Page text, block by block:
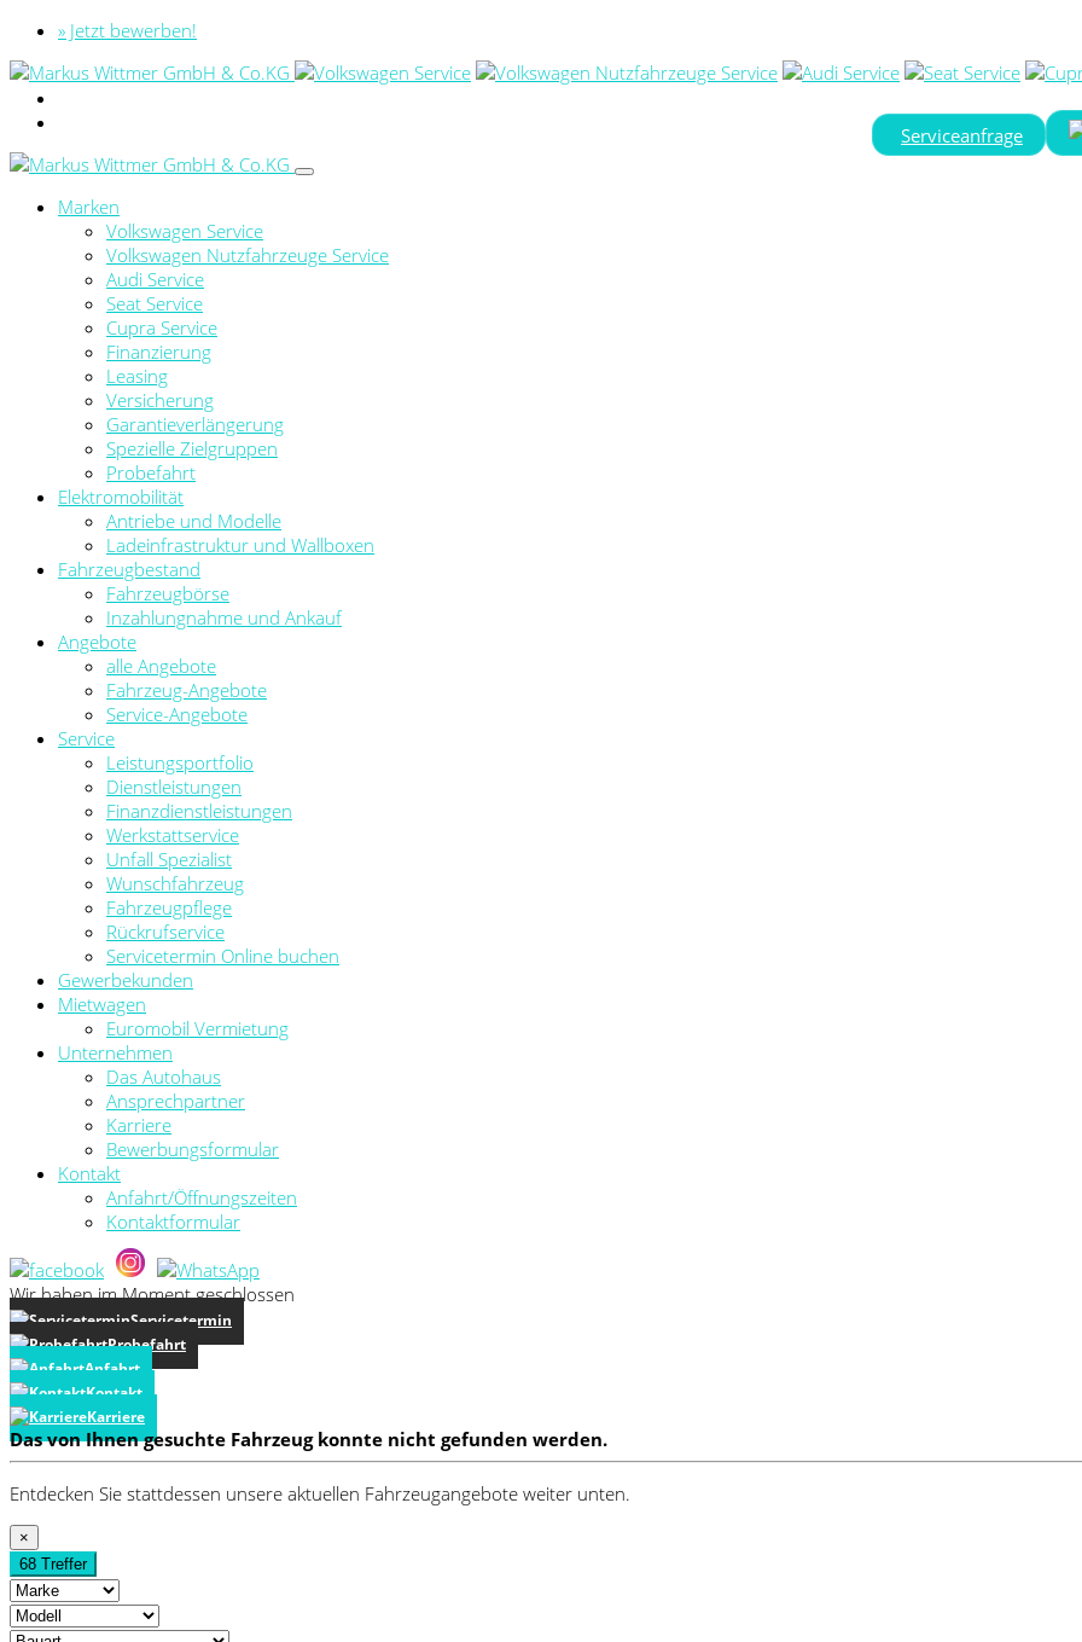
» Jetzt bewerben!
Serviceanfrage
Marken
Volkswagen Service
Volkswagen Nutzfahrzeuge Service
Audi Service
Seat Service
Cupra Service
Finanzierung
Leasing
Versicherung
Garantieverlängerung
Spezielle Zielgruppen
Probefahrt
Elektromobilität
Antriebe und Modelle
Ladeinfrastruktur und Wallboxen
Fahrzeugbestand
Fahrzeugbörse
Inzahlungnahme und Ankauf
Angebote
alle Angebote
Fahrzeug-Angebote
Service-Angebote
Service
Leistungsportfolio
Dienstleistungen
Finanzdienstleistungen
Werkstattservice
Unfall Spezialist
Wunschfahrzeug
Fahrzeugpflege
Rückrufservice
Servicetermin Online buchen
Gewerbekunden
Mietwagen
Euromobil Vermietung
Unternehmen
Das Autohaus
Ansprechpartner
Karriere
Bewerbungsformular
Kontakt
Anfahrt/Öffnungszeiten
Kontaktformular
Wir haben im Moment geschlossen
Servicetermin
Probefahrt
Anfahrt
Kontakt
Karriere
Das von Ihnen gesuchte Fahrzeug konnte nicht gefunden werden.
Entdecken Sie stattdessen unsere aktuellen Fahrzeugangebote weiter unten.
×
68 Treffer